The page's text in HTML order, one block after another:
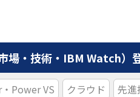
場・技術・IBM Watch）
Power VS クラウド 先進